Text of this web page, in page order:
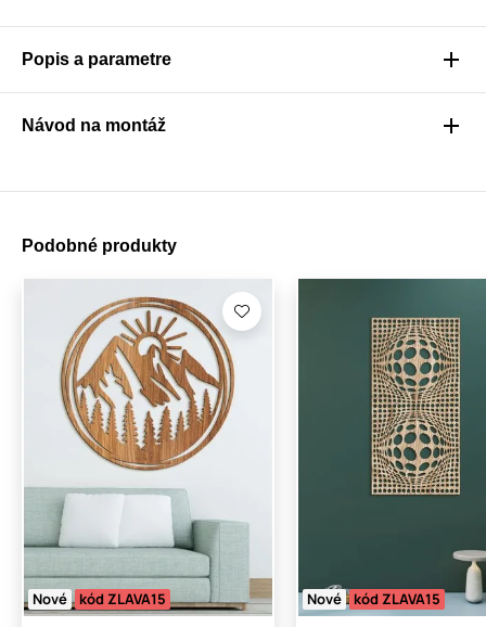
Popis a parametre
Návod na montáž
Podobné produkty
Nové kód ZLAVA15 Nové kód ZLAVA15